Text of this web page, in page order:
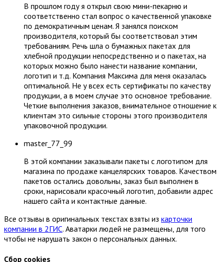
В прошлом году я открыл свою мини-пекарню и
соответственно стал вопрос о качественной упаковке
по демократичным ценам. Я занялся поиском
производителя, который бы соответствовал этим
требованиям. Речь шла о бумажных пакетах для
хлебной продукции непосредственно и о пакетах, на
которых можно было нанести название компании,
логотип и т.д. Компания Максима для меня оказалась
оптимальной. Не у всех есть сертификаты по качеству
продукции, а в моем случае это основное требование.
Четкие выполнения заказов, внимательное отношение к
клиентам это сильные стороны этого производителя
упаковочной продукции.
master_77_99
В этой компании заказывали пакеты с логотипом для
магазина по продаже канцелярских товаров. Качеством
пакетов остались довольны, заказ был выполнен в
сроки, нарисовали красочный логотип, добавили адрес
нашего сайта и контактные данные.
Все отзывы в оригинальных текстах взяты из карточки
компании в 2ГИС. Аватарки людей не размещены, для того
чтобы не нарушать закон о персональных данных.
Сбор cookies